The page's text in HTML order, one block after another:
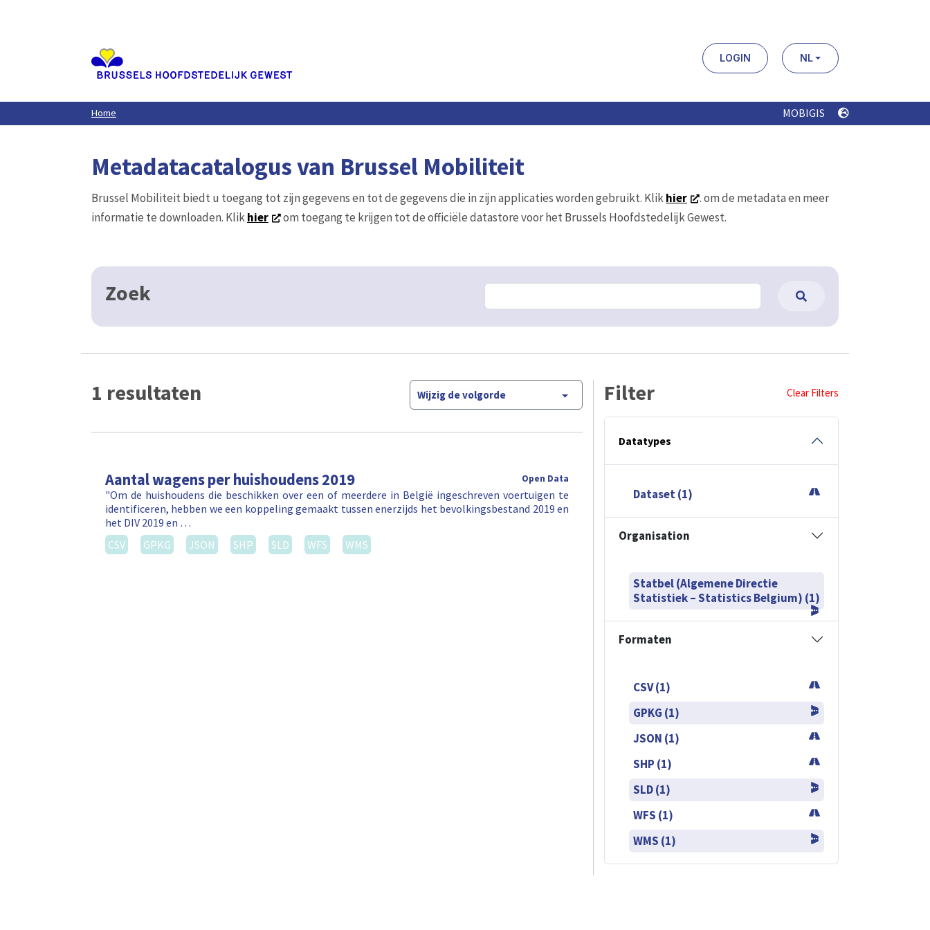
LOGIN NL
Home MOBIGIS
Metadatacatalogus van Brussel Mobiliteit
Brussel Mobiliteit biedt u toegang tot zijn gegevens en tot de gegevens die in zijn applicaties worden gebruikt. Klikhier
. om de metadata en meer
informatie te downloaden. Klikhier om toegang te krijgen tot de officiële datastore voor het Brussels Hoofdstedelijk Gewest.
Zoek
1 resultaten Wijzig de volgorde
Aantal wagens per huishoudens 2019 Open Data
"Om de huishoudens die beschikken over een of meerdere in België ingeschreven voertuigen te
identificeren, hebben we een koppeling gemaakt tussen enerzijds het bevolkingsbestand 2019 en
het DIV 2019 en …
CSV
GPKG JSON SHP SLD WFS WMS
Filter Clear Filters
Datatypes
Dataset (1)
Organisation
Statbel (Algemene Directie
Statistiek – Statistics Belgium) (1)
Formaten
CSV (1)
GPKG (1)
JSON (1)
SHP (1)
SLD (1)
WFS (1)
WMS (1)